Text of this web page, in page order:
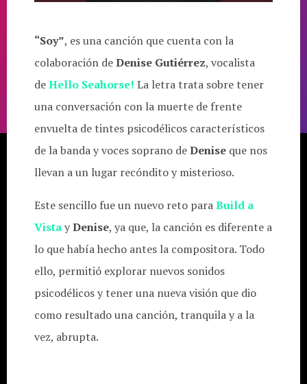
“Soy”, es una canción que cuenta con la
colaboración deDenise Gutiérrez, vocalista
deHello Seahorse! La letra trata sobre tener
una conversación con la muerte de frente
envuelta de tintes psicodélicos característicos
de la banda y voces soprano deDenise que nos
llevan a un lugar recóndito y misterioso.
Este sencillo fue un nuevo reto paraBuild a
VistayDenise, ya que, la canción es diferente a
lo que había hecho antes la compositora. Todo
ello, permitió explorar nuevos sonidos
psicodélicos y tener una nueva visión que dio
como resultado una canción, tranquila y a la
vez, abrupta.